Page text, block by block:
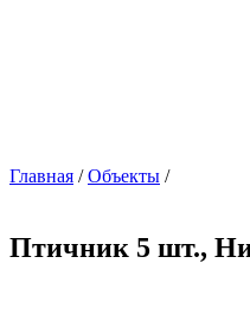
Главная /Объекты /
Птичник 5 шт.,